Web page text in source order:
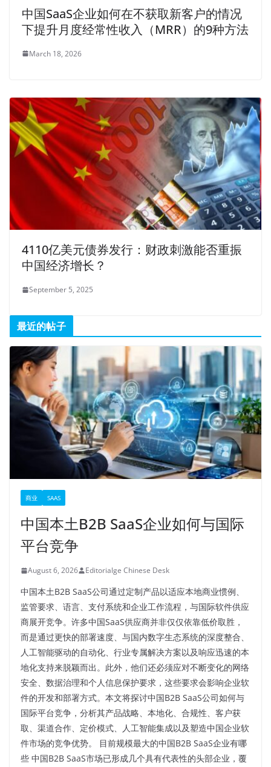
中国SaaS企业如何在不获取新客户的情况
下提升月度经常性收入（MRR）的9种方法
March 18, 2026
4110亿美元债券发行：财政刺激能否重振
中国经济增长？
September 5, 2025
最近的帖子
商业 SAAS
中国本土B2B SaaS企业如何与国际
平台竞争
August 6, 2026 Editorialge Chinese Desk
中国本土B2B SaaS公司通过定制产品以适应本地商业惯例、
监管要求、语言、支付系统和企业工作流程，与国际软件供应
商展开竞争。许多中国SaaS供应商并非仅仅依靠低价取胜，
而是通过更快的部署速度、与国内数字生态系统的深度整合、
人工智能驱动的自动化、行业专属解决方案以及响应迅速的本
地化支持来脱颖而出。此外，他们还必须应对不断变化的网络
安全、数据治理和个人信息保护要求，这些要求会影响企业软
件的开发和部署方式。本文将探讨中国B2B SaaS公司如何与
国际平台竞争，分析其产品战略、本地化、合规性、客户获
取、渠道合作、定价模式、人工智能集成以及塑造中国企业软
件市场的竞争优势。 目前规模最大的中国B2B SaaS企业有哪
些 中国B2B SaaS市场已形成几个具有代表性的头部企业，覆